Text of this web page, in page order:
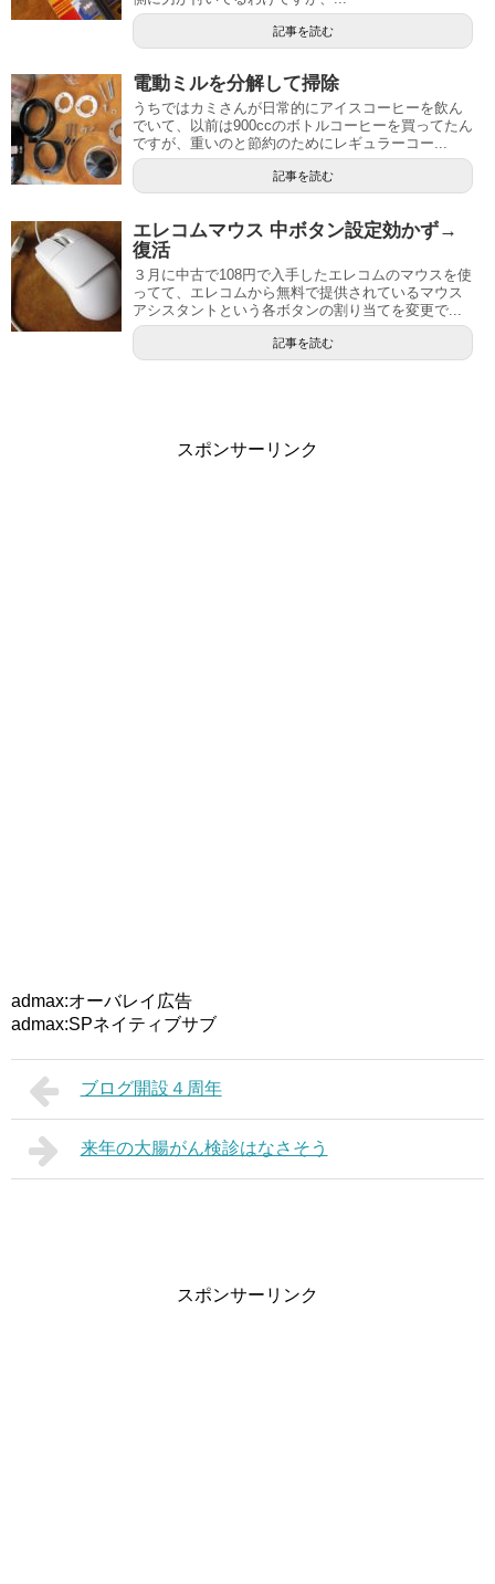
記事を読む
電動ミルを分解して掃除
うちではカミさんが日常的にアイスコーヒーを飲ん
でいて、以前は900ccのボトルコーヒーを買ってたん
ですが、重いのと節約のためにレギュラーコー...
記事を読む
エレコムマウス 中ボタン設定効かず→
復活
３月に中古で108円で入手したエレコムのマウスを使
ってて、エレコムから無料で提供されているマウス
アシスタントという各ボタンの割り当てを変更で...
記事を読む
スポンサーリンク
admax:オーバレイ広告
admax:SPネイティブサブ
ブログ開設４周年
来年の大腸がん検診はなさそう
スポンサーリンク